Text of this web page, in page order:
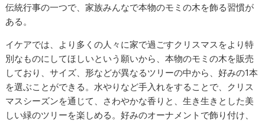
伝統行事の一つで、家族みんなで本物のモミの木を飾る習慣が
ある。
イケアでは、より多くの人々に家で過ごすクリスマスをより特
別なものにしてほしいという願いから、本物のモミの木を販売
しており、サイズ、形などが異なるツリーの中から、好みの1本
を選ぶことができる。水やりなど手入れをすることで、クリス
マスシーズンを通じて、さわやかな香りと、生き生きとした美
しい緑のツリーを楽しめる。好みのオーナメントで飾り付け、